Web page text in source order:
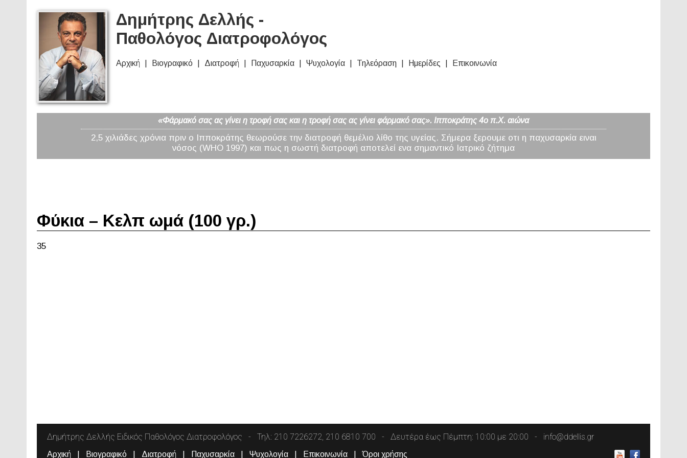
Δημήτρης Δελλής -
Παθολόγος Διατροφολόγος
Αρχική Βιογραφικό Διατροφή Παχυσαρκία Ψυχολογία Τηλεόραση Ημερίδες Επικοινωνία
«Φάρμακό σας ας γίνει η τροφή σας και η τροφή σας ας γίνει φάρμακό σας». Ιπποκράτης 4ο π.Χ. αιώνα
2,5 χιλιάδες χρόνια πριν ο Ιπποκράτης θεωρούσε την διατροφή θεμέλιο λίθο της υγείας. Σήμερα ξερουμε οτι η παχυσαρκία ειναι
νόσος (WHO 1997) και πως η σωστή διατροφή αποτελεί ενα σημαντικό Ιατρικό ζήτημα
Φύκια – Κελπ ωμά (100 γρ.)
35
Δημήτρης Δελλής Ειδικός Παθολόγος Διατροφολόγος Τηλ: 210 7226272, 210 6810 700 Δευτέρα έως Πέμπτη: 10:00 με 20:00 info@ddellis.gr
Αρχική Βιογραφικό Διατροφή Παχυσαρκία Ψυχολογία Επικοινωνία Όροι χρήσης